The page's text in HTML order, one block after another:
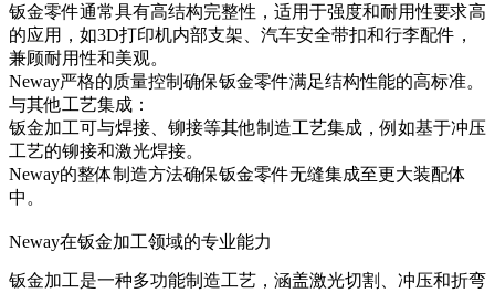
钣金零件通常具有高结构完整性，适用于强度和耐用性要求高
的应用，如3D打印机内部支架、汽车安全带扣和行李配件，
兼顾耐用性和美观。
Neway严格的质量控制确保钣金零件满足结构性能的高标准。
与其他工艺集成：
钣金加工可与焊接、铆接等其他制造工艺集成，例如基于冲压
工艺的铆接和激光焊接。
Neway的整体制造方法确保钣金零件无缝集成至更大装配体
中。
Neway在钣金加工领域的专业能力
钣金加工是一种多功能制造工艺，涵盖激光切割、冲压和折弯